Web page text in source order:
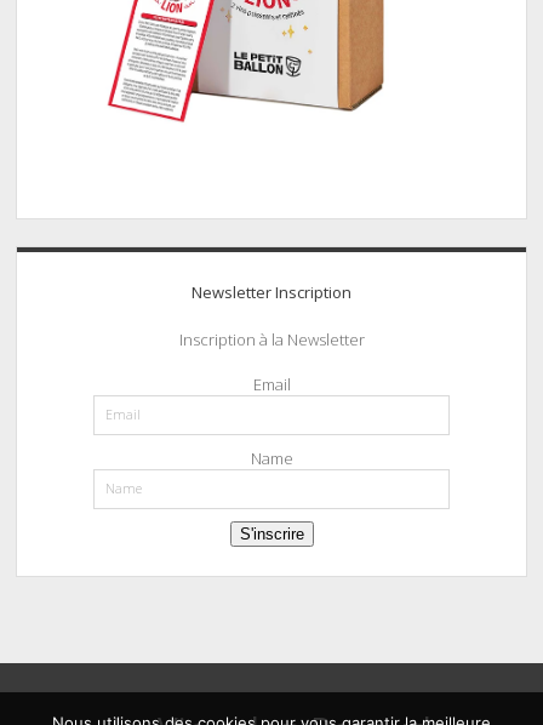
Newsletter Inscription
Inscription à la Newsletter
Email
Name
S'inscrire